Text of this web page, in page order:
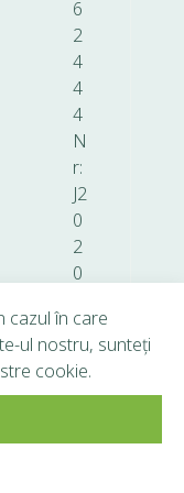
6
2
4
4
4
N
r:
J2
0
2
0
0
7
8
cazul în care
ul nostru, sunteți
cookie.